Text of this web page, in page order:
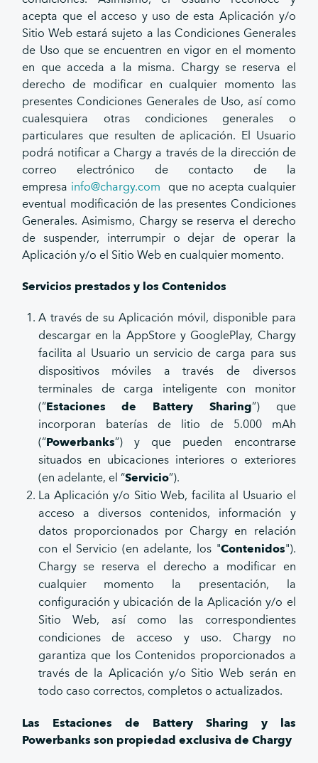
acepta que el acceso y uso de esta Aplicación y/o
Sitio Web estará sujeto a las Condiciones Generales
de Uso que se encuentren en vigor en el momento
en que acceda a la misma. Chargy se reserva el
derecho de modificar en cualquier momento las
presentes Condiciones Generales de Uso, así como
cualesquiera otras condiciones generales o
particulares que resulten de aplicación. El Usuario
podrá notificar a Chargy a través de la dirección de
correo electrónico de contacto de la
empresa info@chargy.com que no acepta cualquier
eventual modificación de las presentes Condiciones
Generales. Asimismo, Chargy se reserva el derecho
de suspender, interrumpir o dejar de operar la
Aplicación y/o el Sitio Web en cualquier momento.
Servicios prestados y los Contenidos
A través de su Aplicación móvil, disponible para
descargar en la AppStore y GooglePlay, Chargy
facilita al Usuario un servicio de carga para sus
dispositivos móviles a través de diversos
terminales de carga inteligente con monitor
(“Estaciones de Battery Sharing”) que
incorporan baterías de litio de 5.000 mAh
(“Powerbanks”) y que pueden encontrarse
situados en ubicaciones interiores o exteriores
(en adelante, el “Servicio”).
La Aplicación y/o Sitio Web, facilita al Usuario el
acceso a diversos contenidos, información y
datos proporcionados por Chargy en relación
con el Servicio (en adelante, los "Contenidos").
Chargy se reserva el derecho a modificar en
cualquier momento la presentación, la
configuración y ubicación de la Aplicación y/o el
Sitio Web, así como las correspondientes
condiciones de acceso y uso. Chargy no
garantiza que los Contenidos proporcionados a
través de la Aplicación y/o Sitio Web serán en
todo caso correctos, completos o actualizados.
Las Estaciones de Battery Sharing y las
Powerbanks son propiedad exclusiva de Chargy